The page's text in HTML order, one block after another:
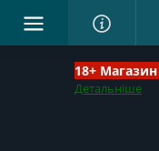
18+ Магазин
Детальніше